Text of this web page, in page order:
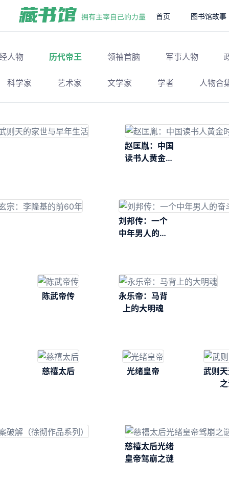
首页 图书馆故事
人物 历代帝王 领袖首脑 军事人物
科学家 艺术家 文学家 学者 人物合
赵匡胤：中国
读书人黄金时
刘邦传：一个
中年男人的奋
陈武帝传
永乐帝：马背
上的大明魂
慈禧太后 光绪皇帝
武则
慈禧太后光绪
皇帝驾崩之谜